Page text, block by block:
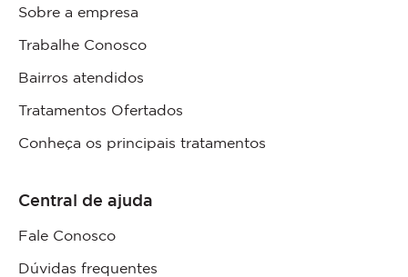
Sobre a empresa
Trabalhe Conosco
Bairros atendidos
Tratamentos Ofertados
Conheça os principais tratamentos
Central de ajuda
Fale Conosco
Dúvidas frequentes